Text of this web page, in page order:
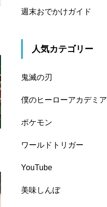
週末おでかけガイド
人気カテゴリー
鬼滅の刃
僕のヒーローアカデミア
ポケモン
ワールドトリガー
YouTube
美味しんぼ